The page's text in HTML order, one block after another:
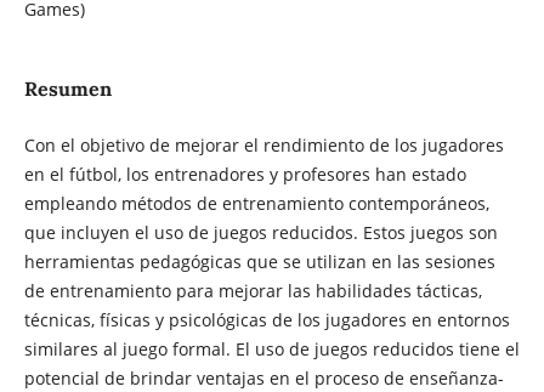
Games)
Resumen
Con el objetivo de mejorar el rendimiento de los jugadores
en el fútbol, ​​los entrenadores y profesores han estado
empleando métodos de entrenamiento contemporáneos,
que incluyen el uso de juegos reducidos. Estos juegos son
herramientas pedagógicas que se utilizan en las sesiones
de entrenamiento para mejorar las habilidades tácticas,
técnicas, físicas y psicológicas de los jugadores en entornos
similares al juego formal. El uso de juegos reducidos tiene el
potencial de brindar ventajas en el proceso de enseñanza-